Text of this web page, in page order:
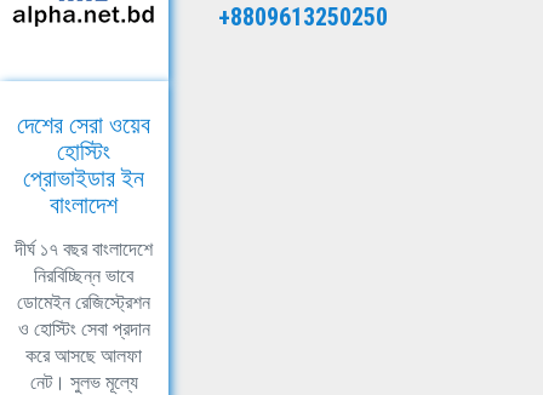
+8809613250250
দেশের সেরা ওয়েব
হোস্টিং
প্রোভাইডার ইন
বাংলাদেশ
দীর্ঘ ১৭ বছর বাংলাদেশে
নিরবিচ্ছিন্ন ভাবে
ডোমেইন রেজিস্ট্রেশন
ও হোস্টিং সেবা প্রদান
করে আসছে আলফা
নেট। সুলভ মূল্যে